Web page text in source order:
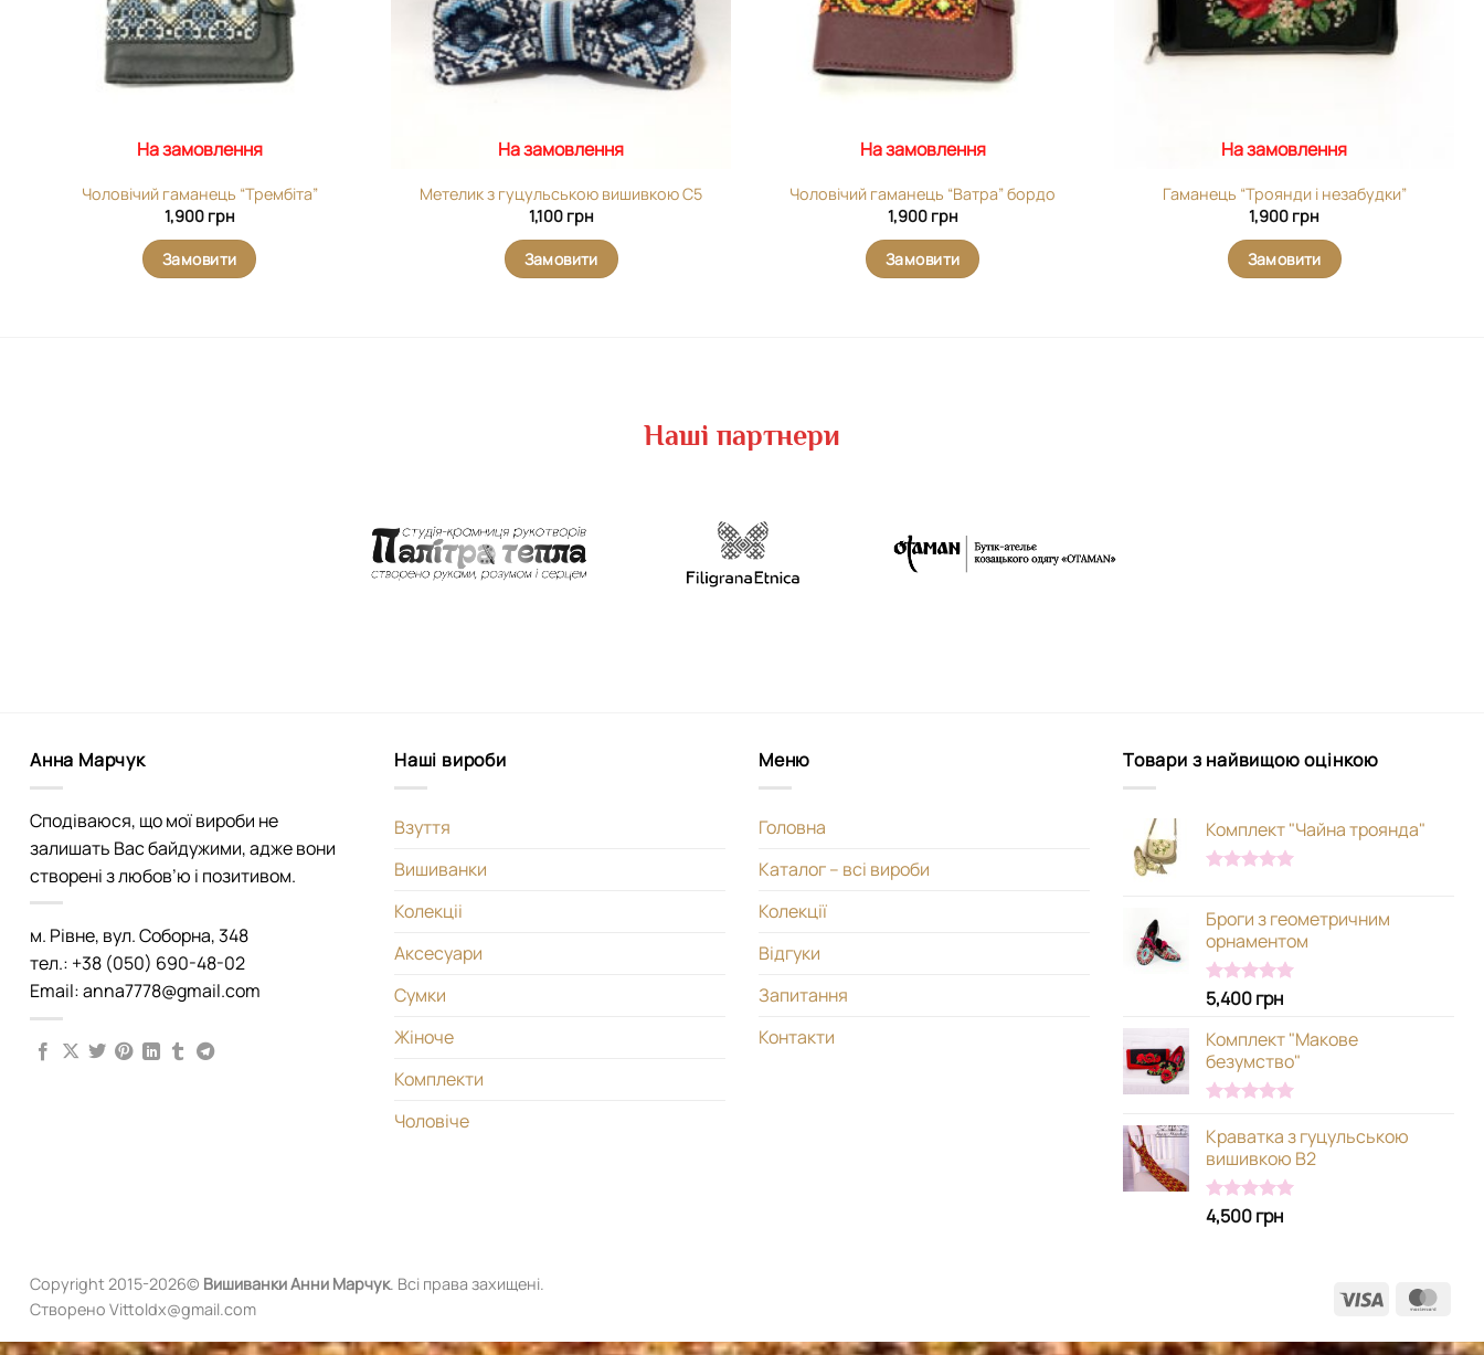
На замовлення
Чоловічий гаманець “Трембіта”
1,900 грн
Замовити
На замовлення
Метелик з гуцульською вишивкою С5
1,100 грн
Замовити
На замовлення
Чоловічий гаманець “Ватра” бордо
1,900 грн
Замовити
На замовлення
Гаманець “Троянди і незабудки”
1,900 грн
Замовити
Наші партнери
Анна Марчук
Сподіваюся, що мої вироби не
залишать Вас байдужими, адже вони
створені з любов’ю і позитивом.
м. Рівне, вул. Соборна, 348
тел.: +38 (050) 690-48-02
Email: anna7778@gmail.com
Наші вироби
Взуття
Вишиванки
Колекціі
Аксесуари
Сумки
Жіноче
Комплекти
Чоловіче
Меню
Головна
Каталог – всі вироби
Колекції
Відгуки
Запитання
Контакти
Товари з найвищою оцінкою
Комплект "Чайна троянда"
Броги з геометричним
орнаментом
Оцінено в
з 5
5,400грн
Комплект "Макове
безумство"
5.00з 5
Краватка з гуцульською
вишивкою В2
Оцінено в
з 5
4,500грн
Visa
Copyright 2015-2026© ВишиванкиАнни Марчук. Всі права захищені.
Створено Vittoldx@gmail.com